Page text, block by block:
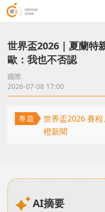
世界盃2026｜夏蘭特
歐：我也不否認
國際
2026-07-08 17:00
專題
世界盃2026 賽
橙新聞
AI摘要